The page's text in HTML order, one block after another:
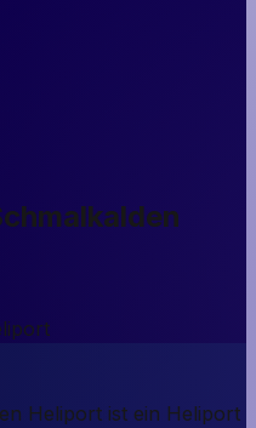
Heliport ist ein Heliport